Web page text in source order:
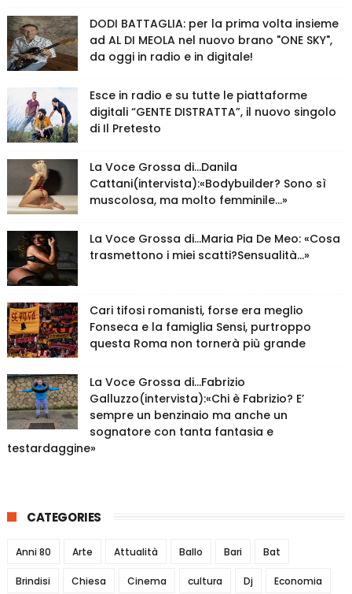
DODI BATTAGLIA: per la prima volta insieme
ad AL DI MEOLA nel nuovo brano "ONE SKY",
da oggi in radio e in digitale!
Esce in radio e su tutte le piattaforme
digitali “GENTE DISTRATTA”, il nuovo singolo
di Il Pretesto
La Voce Grossa di…Danila
Cattani(intervista):«Bodybuilder? Sono sì
muscolosa, ma molto femminile…»
La Voce Grossa di…Maria Pia De Meo: «Cosa
trasmettono i miei scatti?Sensualità…»
Cari tifosi romanisti, forse era meglio
Fonseca e la famiglia Sensi, purtroppo
questa Roma non tornerà più grande
La Voce Grossa di…Fabrizio
Galluzzo(intervista):«Chi è Fabrizio? E’
sempre un benzinaio ma anche un
sognatore con tanta fantasia e
testardaggine»
CATEGORIES
Anni 80 Arte Attualità Ballo Bari Bat
Brindisi Chiesa Cinema cultura Dj Economia